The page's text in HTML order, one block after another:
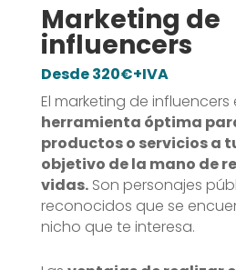
Marketing de
influencers
Desde 320€+IVA
El marketing de influencers
herramienta óptima
productos o servicios a
objetivo de la mano de
vidas.Son personajes
reconocidos que se
nicho que te interesa.